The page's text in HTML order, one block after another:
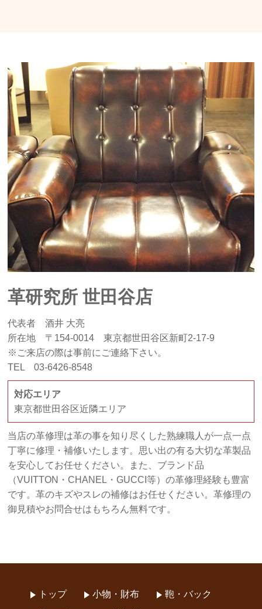
革研究所 世田谷店
代表者 酒井 大亮
所在地 〒154-0014 東京都世田谷区新町2-17-9
※ご来店の際は事前にご連絡下さい。
TEL 03-6426-8548
対応エリア
東京都世田谷区近隣エリア
当店の革修理は革の事を知り尽くした熟練職人が一点一点
丁寧に修理・補修いたします。思い出の有る大切な革製品
を安心してお任せください。また、ブランド品
（VUITTON・CHANEL・GUCCI等）の革修理経験も豊富
です。革のキズやスレの補修はお任せください。革修理の
御見積やお問合せはもちろん無料です。
トップ 小物・財布 鞄・バック